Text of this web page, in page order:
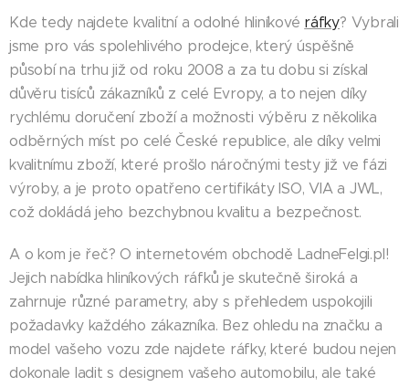
Kde tedy najdete kvalitní a odolné hliníkové ráfky? Vybrali
jsme pro vás spolehlivého prodejce, který úspěšně
působí na trhu již od roku 2008 a za tu dobu si získal
důvěru tisíců zákazníků z celé Evropy, a to nejen díky
rychlému doručení zboží a možnosti výběru z několika
odběrných míst po celé České republice, ale díky velmi
kvalitnímu zboží, které prošlo náročnými testy již ve fázi
výroby, a je proto opatřeno certifikáty ISO, VIA a JWL,
což dokládá jeho bezchybnou kvalitu a bezpečnost.
A o kom je řeč? O internetovém obchodě LadneFelgi.pl!
Jejich nabídka hliníkových ráfků je skutečně široká a
zahrnuje různé parametry, aby s přehledem uspokojili
požadavky každého zákazníka. Bez ohledu na značku a
model vašeho vozu zde najdete ráfky, které budou nejen
dokonale ladit s designem vašeho automobilu, ale také